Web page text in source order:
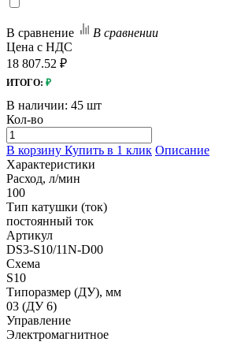
В сравнение
В сравнении
Цена с НДС
18 807.52 ₽
ИТОГО: ₽
В наличии: 45 шт
Кол-во
В корзину Купить в 1 клик Описание
Характеристики
Расход, л/мин
100
Тип катушки (ток)
постоянный ток
Артикул
DS3-S10/11N-D00
Схема
S10
Типоразмер (ДУ), мм
03 (ДУ 6)
Управление
Электромагнитное